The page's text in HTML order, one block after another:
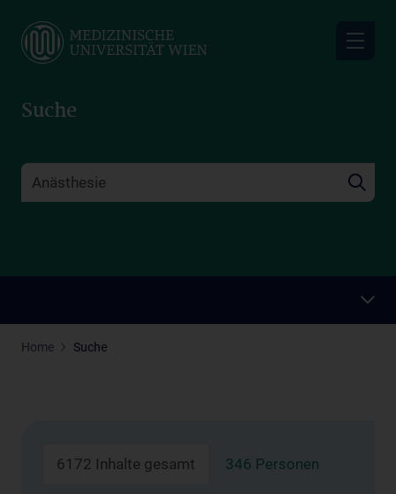
main
Suche
Home Suche
6172 Inhalte gesamt 346 Personen